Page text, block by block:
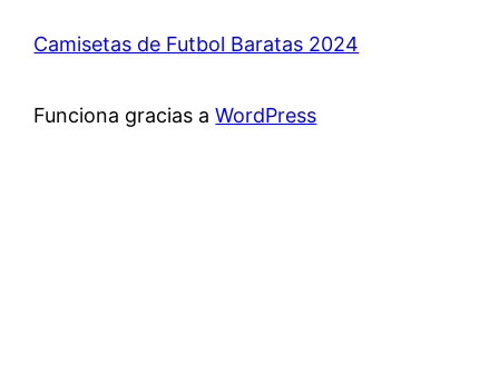
Camisetas de Futbol Baratas 2024
Funciona gracias aWordPress